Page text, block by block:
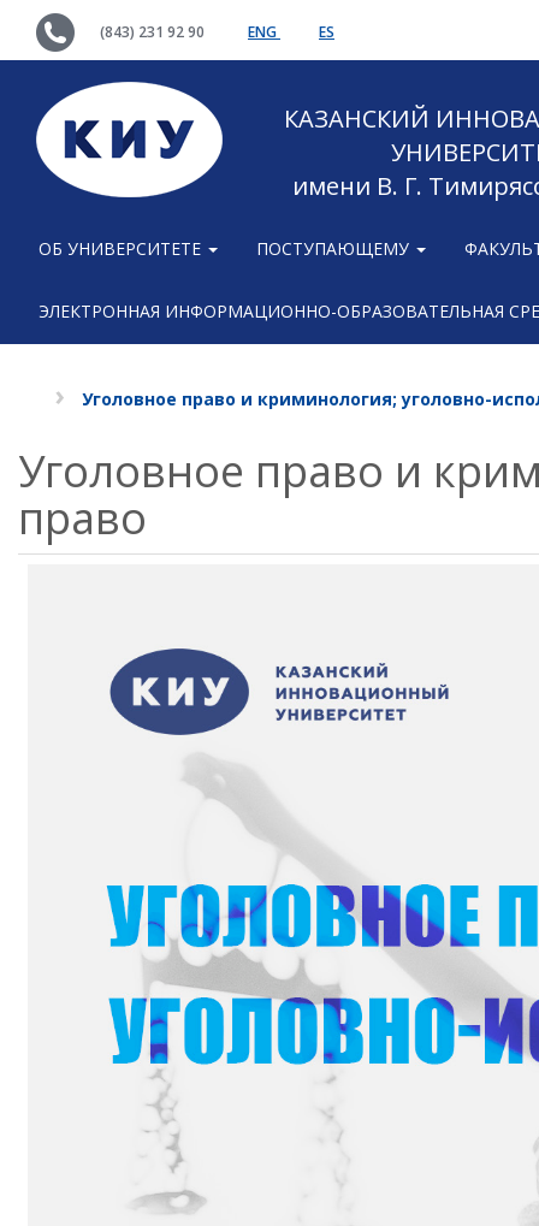
(843) 231 92 90 ENG ES
КАЗАНСКИЙ
имени В. Г.
ОБ УНИВЕРСИТЕТЕ ПОСТУПАЮЩЕМУ
ЭЛЕКТРОННАЯ ИНФОРМАЦИОННО-ОБРАЗОВАТЕЛЬНАЯ
Уголовное право и криминология; уголовно-
Уголовное право и
право